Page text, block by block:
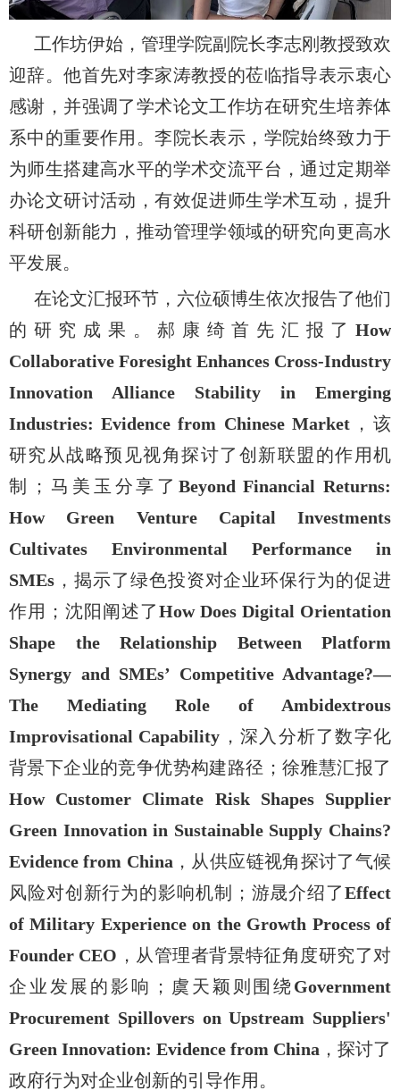
工作坊伊始，管理学院副院长李志刚教授致欢
迎辞。他首先对李家涛教授的莅临指导表示衷心
感谢，并强调了学术论文工作坊在研究生培养体
系中的重要作用。李院长表示，学院始终致力于
为师生搭建高水平的学术交流平台，通过定期举
办论文研讨活动，有效促进师生学术互动，提升
科研创新能力，推动管理学领域的研究向更高水
平发展。
在论文汇报环节，六位硕博生依次报告了他们
的研究成果。郝康绮首先汇报了 How
Collaborative Foresight Enhances Cross-Industry
Innovation Alliance Stability in Emerging
Industries: Evidence from Chinese Market，该
研究从战略预见视角探讨了创新联盟的作用机
制；马美玉分享了 Beyond Financial Returns:
How Green Venture Capital Investments
Cultivates Environmental Performance in
SMEs ，揭示了绿色投资对企业环保行为的促进
作用；沈阳阐述了How Does Digital Orientation
Shape the Relationship Between Platform
Synergy and SMEs’ Competitive Advantage?—
The Mediating Role of Ambidextrous
Improvisational Capability ，深入分析了数字化
背景下企业的竞争优势构建路径；徐雅慧汇报了
How Customer Climate Risk Shapes Supplier
Green Innovation in Sustainable Supply Chains?
Evidence from China，从供应链视角探讨了气候
风险对创新行为的影响机制；游晟介绍了Effect
of Military Experience on the Growth Process of
Founder CEO ，从管理者背景特征角度研究了对
企业发展的影响；虞天颖则围绕Government
Procurement Spillovers on Upstream Suppliers'
Green Innovation: Evidence from China ，探讨了
政府行为对企业创新的引导作用。